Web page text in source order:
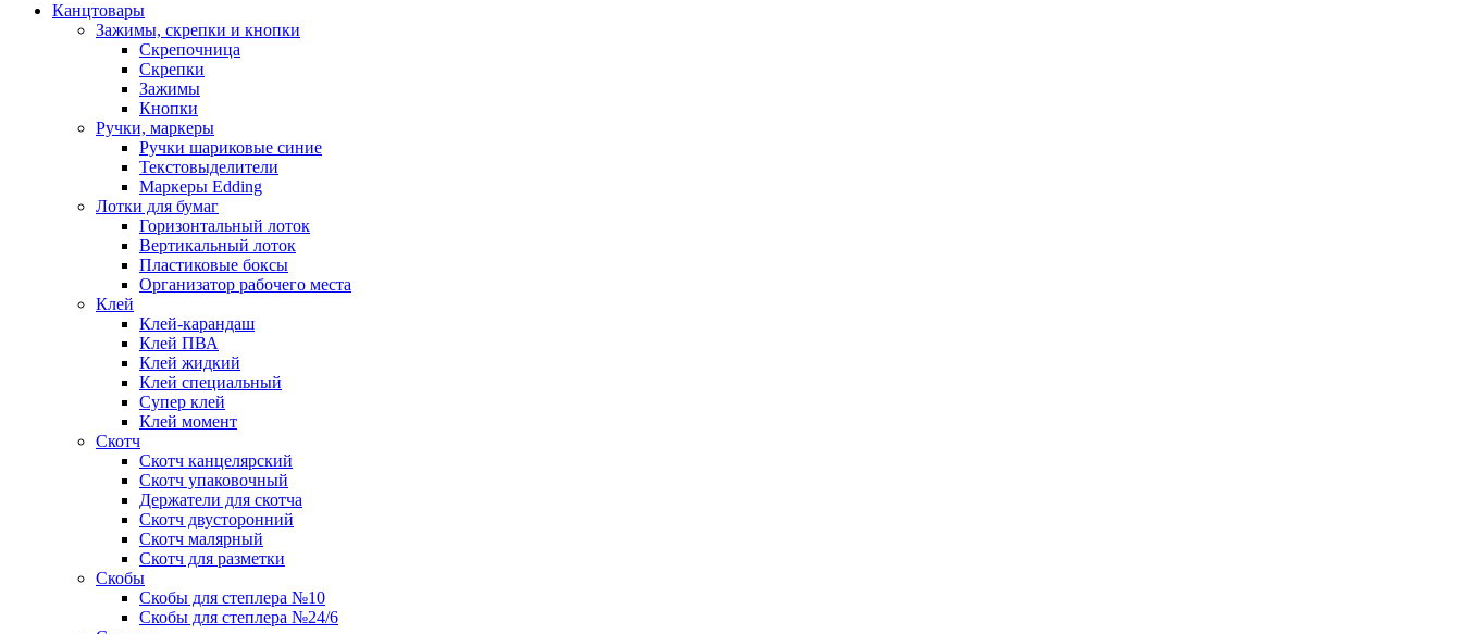
Канцтовары
Зажимы, скрепки и кнопки
Скрепочница
Скрепки
Зажимы
Кнопки
Ручки, маркеры
Ручки шариковые синие
Текстовыделители
Маркеры Edding
Лотки для бумаг
Горизонтальный лоток
Вертикальный лоток
Пластиковые боксы
Организатор рабочего места
Клей
Клей-карандаш
Клей ПВА
Клей жидкий
Клей специальный
Супер клей
Клей момент
Скотч
Скотч канцелярский
Скотч упаковочный
Держатели для скотча
Скотч двусторонний
Скотч малярный
Скотч для разметки
Скобы
Скобы для степлера №10
Скобы для степлера №24/6